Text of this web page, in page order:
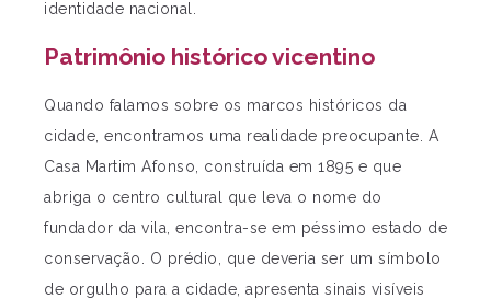
identidade nacional.
Patrimônio histórico vicentino
Quando falamos sobre os marcos históricos da
cidade, encontramos uma realidade preocupante. A
Casa Martim Afonso, construída em 1895 e que
abriga o centro cultural que leva o nome do
fundador da vila, encontra-se em péssimo estado de
conservação. O prédio, que deveria ser um símbolo
de orgulho para a cidade, apresenta sinais visíveis